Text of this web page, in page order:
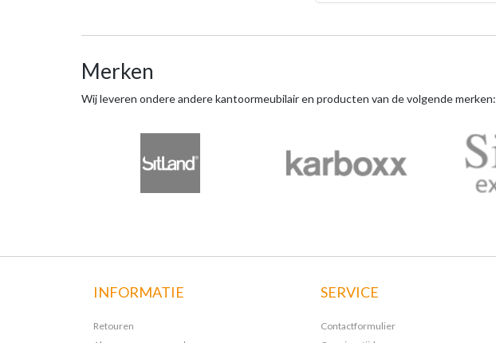
Merken
Wij leveren ondere andere kantoormeubilair en producten van de volgende merken:
INFORMATIE
Retouren
SERVICE
Contactformulier